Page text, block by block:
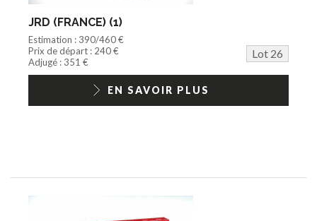
JRD (FRANCE) (1)
Estimation : 390/460 €
Prix de départ : 240 €
Lot 26
Adjugé : 351 €
EN SAVOIR PLUS